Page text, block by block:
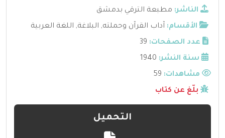
الناشر: مطبعة الترقي بدمشق
الأقسام: آداب القرآن وحملته, البلاغة, اللغة العربية
عدد الصفحات: 39
سنة النشر: 1940
مشاهدات:
بلّغ عن كتاب
التحميل